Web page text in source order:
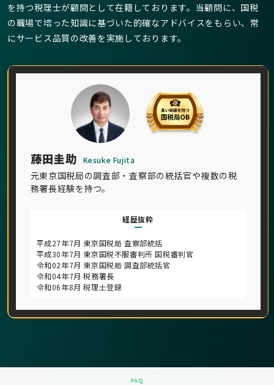
藤田圭助 Kesuke Fujita
元東京国税局の調査部・査察部の統括官や複数の税
務署長経験を持つ。
経歴抜粋
平成27年7月 東京国税局 査察部統括
平成30年7月 東京国税不服審判所 国税審判官
令和02年7月 東京国税局 調査部統括官
令和04年7月 税務署長
令和06年8月 税理士登録
を持つ税理士が顧問として在籍しております。当顧問に、国税
の職場で培った知識に基づいた的確なアドバイスをもらい、常
にサービス品質の改善を実施しております。
FAQ